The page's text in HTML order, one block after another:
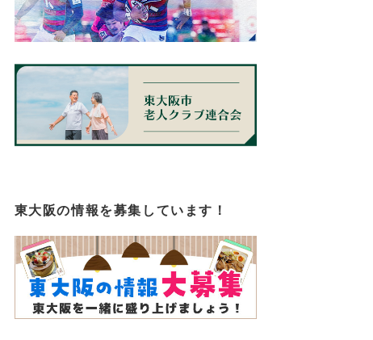
東大阪の情報を募集しています！